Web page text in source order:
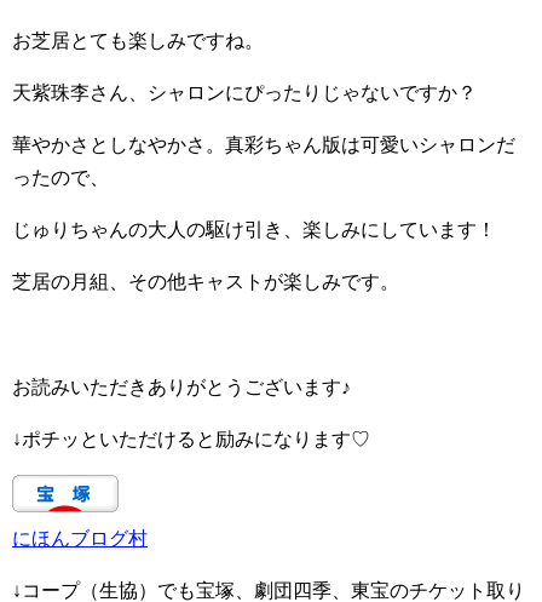
お芝居とても楽しみですね。
天紫珠李さん、シャロンにぴったりじゃないですか？
華やかさとしなやかさ。真彩ちゃん版は可愛いシャロンだ
ったので、
じゅりちゃんの大人の駆け引き、楽しみにしています！
芝居の月組、その他キャストが楽しみです。
お読みいただきありがとうございます♪
↓ポチッといただけると励みになります♡
にほんブログ村
↓コープ（生協）でも宝塚、劇団四季、東宝のチケット取り